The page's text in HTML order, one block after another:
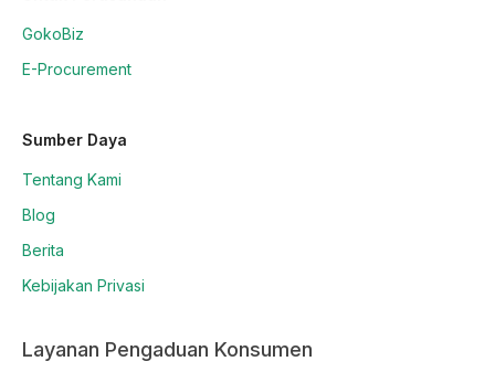
GokoBiz
E-Procurement
Sumber Daya
Tentang Kami
Blog
Berita
Kebijakan Privasi
Layanan Pengaduan Konsumen